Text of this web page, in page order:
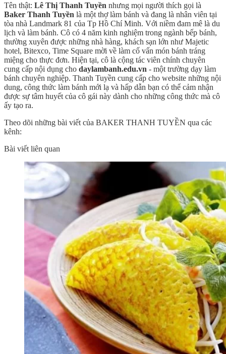
Tên thật: Lê Thị Thanh Tuyền nhưng mọi người thích gọi là
Baker Thanh Tuyền là một thợ làm bánh và đang là nhân viên tại
tòa nhà Landmark 81 của Tp Hồ Chí Minh. Với niềm đam mê là du
lịch và làm bánh. Cô có 4 năm kinh nghiệm trong ngành bếp bánh,
thường xuyên được những nhà hàng, khách sạn lớn như Majetic
hotel, Bitexco, Time Square mời về làm cố vấn món bánh tráng
miệng cho thực đơn. Hiện tại, cô là cộng tác viên chính chuyên
cung cấp nội dụng cho daylambanh.edu.vn - một trường dạy làm
bánh chuyên nghiệp. Thanh Tuyền cung cấp cho website những nội
dung, công thức làm bánh mới lạ và hấp dẫn bạn có thể cảm nhận
được sự tâm huyết của cô gái này dành cho những công thức mà cô
ấy tạo ra.
Theo dõi những bài viết của BAKER THANH TUYỀN qua các
kênh:
Bài viết liên quan